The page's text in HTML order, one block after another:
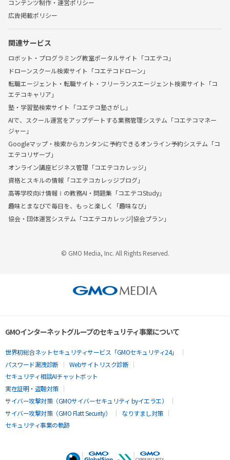
コンテンツ制作・運営ポリシー
広告掲載ポリシー
関連サービス
ロボット・プログラミング教室ポータルサイト「コエテコ」
ドローンスクール検索サイト「コエテコドローン」
転職エージェント・転職サイト・フリーランスエージェント検索サイト「コ
エテコキャリア」
塾・学習塾検索サイト「コエテコ塾さがし」
AIで、スクール運営をアップデートする業務管理システム「コエテコマネー
ジャー」
Googleマップ・検索からカンタンに予約できるオンライン予約システム「コ
エテコリザーブ」
オンライン講座ビジネス管理「コエテコカレッジ」
資格とスキルの情報「コエテコカレッジブログ」
高等学校向け情報Ⅰの教務AI・問題集「コエテコStudy」
趣味とまなびで毎日を、もっと楽しく「趣味なび」
協会・団体運営システム「コエテコカレッジ|協会プラン」
© GMO Media, Inc. All Rights Reserved.
GMOインターネットグループのセキュリティ事業について
世界初総合ネットセキュリティサービス「GMOセキュリティ24」
パスワード漏洩診断
Webサイトリスク診断
セキュリティ相談AIチャットボット
実在証明・盗聴対策
サイバー攻撃対策（GMOサイバーセキュリティ byイエラエ）
サイバー攻撃対策（GMO Flatt Security）
なりすまし対策
セキュリティ事業の軌跡